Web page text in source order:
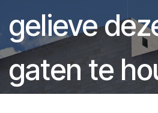
gelieve
gaten te